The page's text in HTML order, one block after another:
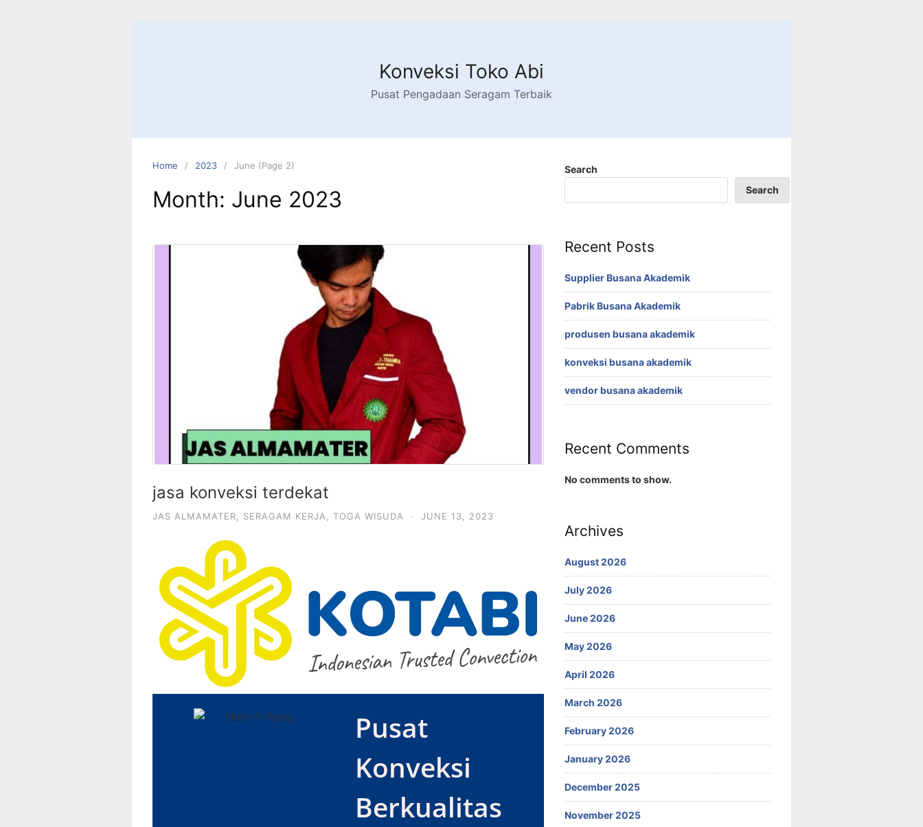
Konveksi Toko Abi
Pusat Pengadaan Seragam Terbaik
Home 2023 June (Page 2)
Month: June 2023
jasa konveksi terdekat
JAS ALMAMATER SERAGAM KERJA TOGA WISUDA · JUNE 13, 2023
Pusat
Konveksi
Berkualitas
Search
Search
Recent Posts
Supplier Busana Akademik
Pabrik Busana Akademik
produsen busana akademik
konveksi busana akademik
vendor busana akademik
Recent Comments
No comments to show.
Archives
August 2026
July 2026
June 2026
May 2026
April 2026
March 2026
February 2026
January 2026
December 2025
November 2025